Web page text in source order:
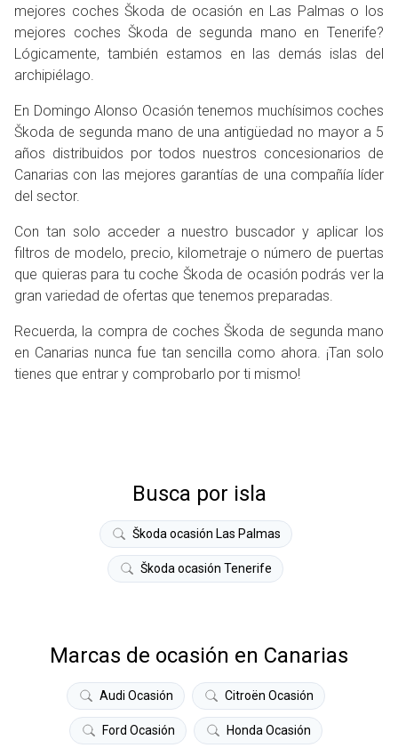
mejores coches Škoda de ocasión en Las Palmas o los
mejores coches Škoda de segunda mano en Tenerife?
Lógicamente, también estamos en las demás islas del
archipiélago.
En Domingo Alonso Ocasión tenemos muchísimos coches
Škoda de segunda mano de una antigüedad no mayor a 5
años distribuidos por todos nuestros concesionarios de
Canarias con las mejores garantías de una compañía líder
del sector.
Con tan solo acceder a nuestro buscador y aplicar los
filtros de modelo, precio, kilometraje o número de puertas
que quieras para tu coche Škoda de ocasión podrás ver la
gran variedad de ofertas que tenemos preparadas.
Recuerda, la compra de coches Škoda de segunda mano
en Canarias nunca fue tan sencilla como ahora. ¡Tan solo
tienes que entrar y comprobarlo por ti mismo!
Busca por isla
Škoda ocasión Las Palmas
Škoda ocasión Tenerife
Marcas de ocasión en Canarias
Audi Ocasión Citroën Ocasión
Ford Ocasión Honda Ocasión